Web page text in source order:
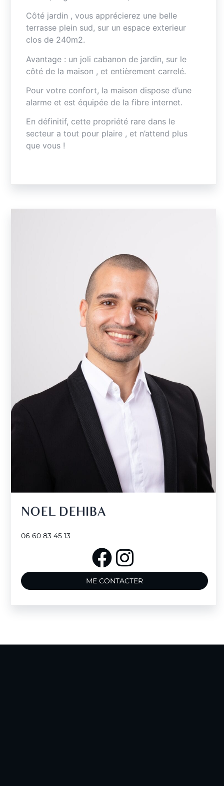
Côté jardin , vous apprécierez une belle
terrasse plein sud, sur un espace exterieur
clos de 240m2.
Avantage : un joli cabanon de jardin, sur le
côté de la maison , et entièrement carrelé.
Pour votre confort, la maison dispose d’une
alarme et est équipée de la fibre internet.
En définitif, cette propriété rare dans le
secteur a tout pour plaire , et n’attend plus
que vous !
NOEL DEHIBA
06 60 83 45 13
ME CONTACTER